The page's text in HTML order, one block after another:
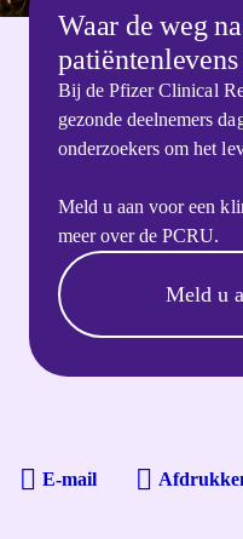
Start
Waar de weg
Bij de Pfizer Clinical
gezonde deelnemers
onderzoekers om het
Meld u aan voor een
meer over de PCRU.
Meld u
E-mail